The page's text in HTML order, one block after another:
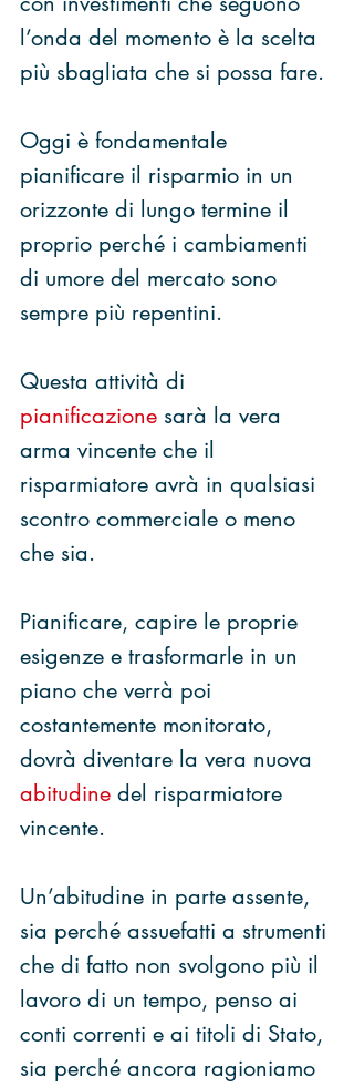
l’onda del momento è la scelta
più sbagliata che si possa fare.
Oggi è fondamentale
pianificare il risparmio in un
orizzonte di lungo termine il
proprio perché i cambiamenti
di umore del mercato sono
sempre più repentini.
Questa attività di
pianificazione sarà la vera
arma vincente che il
risparmiatore avrà in qualsiasi
scontro commerciale o meno
che sia.
Pianificare, capire le proprie
esigenze e trasformarle in un
piano che verrà poi
costantemente monitorato,
dovrà diventare la vera nuova
abitudine del risparmiatore
vincente.
Un’abitudine in parte assente,
sia perché assuefatti a strumenti
che di fatto non svolgono più il
lavoro di un tempo, penso ai
conti correnti e ai titoli di Stato,
sia perché ancora ragioniamo